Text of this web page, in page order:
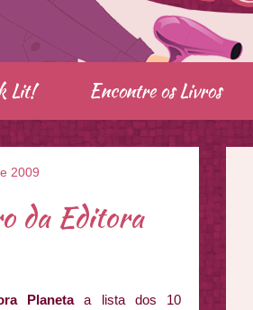
Lit! Encontre os Livros
2009
da Editora
Planetaa lista dos 10